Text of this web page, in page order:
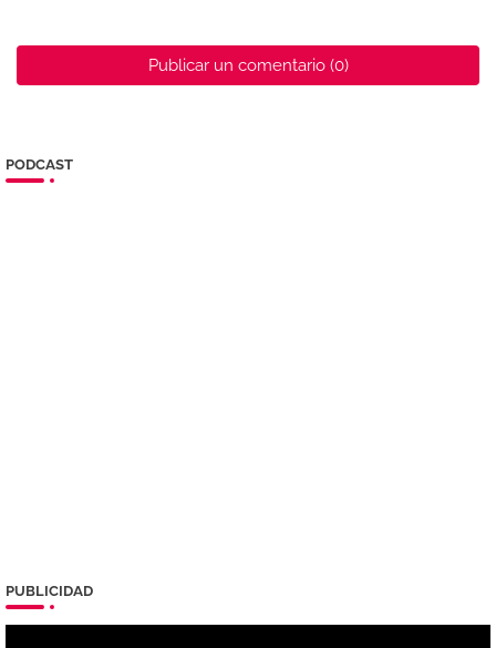
Publicar un comentario (0)
PODCAST
PUBLICIDAD